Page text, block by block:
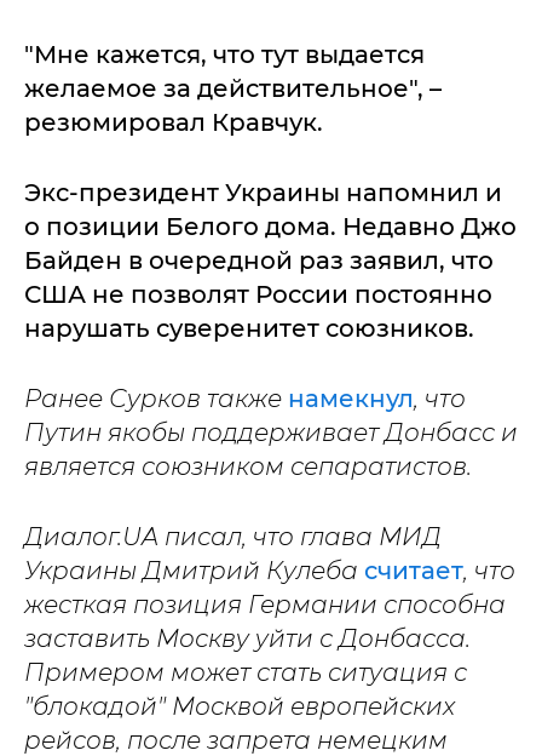
"Мне кажется, что тут выдается
желаемое за действительное", –
резюмировал Кравчук.
Экс-президент Украины напомнил и
о позиции Белого дома. Недавно Джо
Байден в очередной раз заявил, что
США не позволят России постоянно
нарушать суверенитет союзников.
Ранее Сурков также намекнул, что
Путин якобы поддерживает Донбасс и
является союзником сепаратистов.
Диалог.UA писал, что глава МИД
Украины Дмитрий Кулеба считает, что
жесткая позиция Германии способна
заставить Москву уйти с Донбасса.
Примером может стать ситуация с
"блокадой" Москвой европейских
рейсов, после запрета немецким